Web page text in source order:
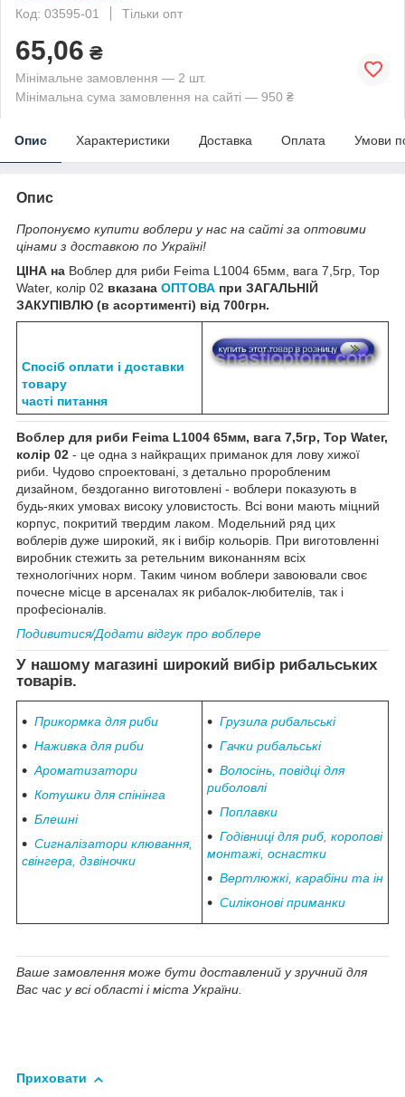
Код: 03595-01
Тільки опт
65,06 ₴
Мінімальне замовлення — 2 шт.
Мінімальна сума замовлення на сайті — 950 ₴
Опис Характеристики Доставка Оплата Умови
Опис
Пропонуємо купити воблери у нас на сайті за оптовими
цінами з доставкою по Україні!
ЦІНА на Воблер для риби Feima L1004 65мм, вага 7,5гр, Top
Water, колір 02 вказана ОПТОВА при ЗАГАЛЬНІЙ
ЗАКУПІВЛЮ (в асортименті) від 700грн.
Спосіб оплати і доставки
товару
часті питання
Воблер для риби Feima L1004 65мм, вага 7,5гр, Top Water,
колір 02 - це одна з найкращих приманок для лову хижої
риби. Чудово спроектовані, з детально проробленим
дизайном, бездоганно виготовлені - воблери показують в
будь-яких умовах високу уловистость. Всі вони мають міцний
корпус, покритий твердим лаком. Модельний ряд цих
воблерів дуже широкий, як і вибір кольорів. При виготовленні
виробник стежить за ретельним виконанням всіх
технологічних норм. Таким чином воблери завоювали своє
почесне місце в арсеналах як рибалок-любителів, так і
професіоналів.
Подивитися/Додати відгук про воблере
У нашому магазині широкий вибір рибальських
товарів.
Прикормка для риби
Наживка для риби
Ароматизатори
Котушки для спінінга
Блешні
Сигналізатори клювання,
свінгера, дзвіночки
Грузила рибальські
Гачки рибальські
Волосінь, повідці для
риболовлі
Поплавки
Годівниці для риб, коропові
монтажі, оснастки
Вертлюжкі, карабіни та ін
Силіконові приманки
Ваше замовлення може бути доставлений у зручний для
Вас час у всі області і міста України.
Приховати